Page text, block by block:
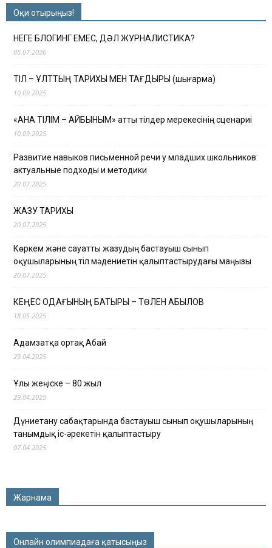
Оқи отырыңыз!
НЕГЕ БЛОГИНГ ЕМЕС, ДӘЛ ЖУРНАЛИСТИКА?
05.07.2026
ТІЛ – ҰЛТТЫҢ ТАРИХЫ МЕН ТАҒДЫРЫ (шығарма)
10.09.2025
«АНА ТІЛІМ – АЙБЫНЫМ» атты тілдер мерекесінің сценариі
10.09.2025
Развитие навыков письменной речи у младших школьников:
актуальные подходы и методики
20.07.2025
ЖАЗУ ТАРИХЫ
20.07.2025
Көркем және сауатты жазудың бастауыш сынып
оқушыларының тіл мәдениетін қалыптастырудағы маңызы
20.07.2025
КЕҢЕС ОДАҒЫНЫҢ БАТЫРЫ – ТӨЛЕН ҚАБЫЛОВ
18.05.2025
Адамзатқа ортақ Абай
29.04.2025
Ұлы жеңіске – 80 жыл
29.04.2025
Дүниетану сабақтарында бастауыш сынып оқушыларының
танымдық іс-әрекетін қалыптастыру
07.04.2025
Жарнама
Онлайн олимпиадаға қатысыңыз